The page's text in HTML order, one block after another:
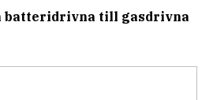
batteridrivna till gasdrivna